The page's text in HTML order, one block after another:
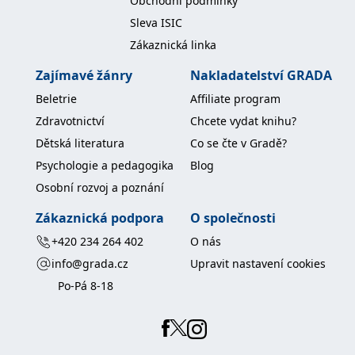
Sleva ISIC
Zákaznická linka
Zajímavé žánry
Beletrie
Zdravotnictví
Dětská literatura
Psychologie a pedagogika
Osobní rozvoj a poznání
Nakladatelství GRADA
Affiliate program
Chcete vydat knihu?
Co se čte v Gradě?
Blog
Zákaznická podpora
+420 234 264 402
info@grada.cz
Po-Pá 8-18
O společnosti
O nás
Upravit nastavení cookies